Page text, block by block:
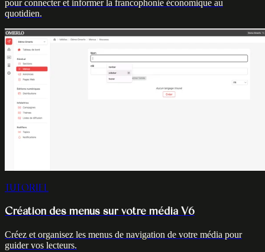
pour connecter et informer la francophonie économique au
quotidien.
TUTORIEL
Création des menus sur votre média V6
Créez et organisez les menus de navigation de votre média pour
guider vos lecteurs.